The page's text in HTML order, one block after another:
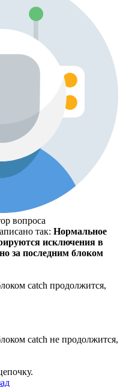
вопроса
так: Нормальное
исключения в
за последним блоком
catch продолжится,
catch не продолжится,